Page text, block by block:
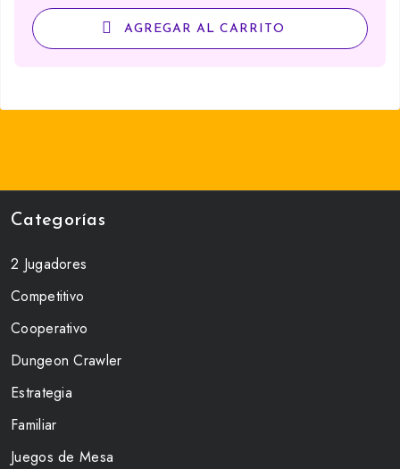
AGREGAR AL CARRITO
Categorías
2 Jugadores
Competitivo
Cooperativo
Dungeon Crawler
Estrategia
Familiar
Juegos de Mesa